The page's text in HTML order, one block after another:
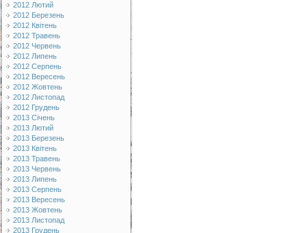
2012 Лютий
2012 Березень
2012 Квітень
2012 Травень
2012 Червень
2012 Липень
2012 Серпень
2012 Вересень
2012 Жовтень
2012 Листопад
2012 Грудень
2013 Січень
2013 Лютий
2013 Березень
2013 Квітень
2013 Травень
2013 Червень
2013 Липень
2013 Серпень
2013 Вересень
2013 Жовтень
2013 Листопад
2013 Грудень